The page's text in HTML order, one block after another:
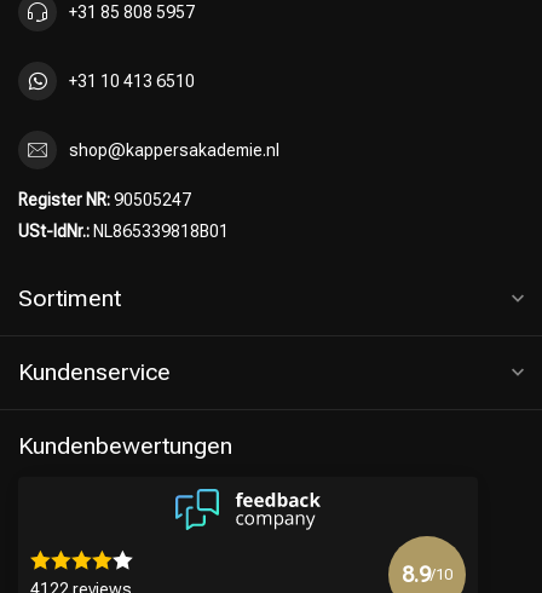
+31 85 808 5957
+31 10 413 6510
shop@kappersakademie.nl
Register NR:90505247
USt-IdNr.: NL865339818B01
Sortiment
Kundenservice
Kundenbewertungen
8.9/10